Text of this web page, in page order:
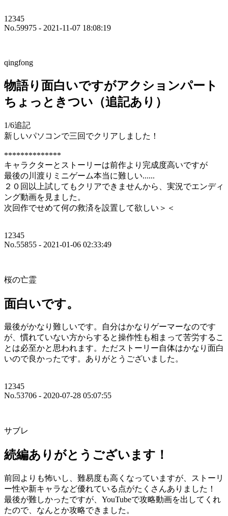
12345
No.59975 - 2021-11-07 18:08:19
qingfong
物語り面白いですがアクションパート
ちょっときつい（追記あり）
1/6追記
新しいパソコンで三回でクリアしました！
**************
キャラクターとストーリーは前作より完成度高いですが
最後の川渡りミニゲーム本当に難しい......
２０回以上試してもクリアできませんから、実況でエンディ
ング動画を見ました。
次回作でせめて何の救済を設置して欲しい＞＜
12345
No.55855 - 2021-01-06 02:33:49
桜の亡霊
面白いです。
最後がかなり難しいです。自分はかなりゲーマーなのです
が、慣れていない方からすると操作性も相まって苦労するこ
とは必至かと思われます。ただストーリー自体はかなり面白
いので良かったです。ありがとうございました。
12345
No.53706 - 2020-07-28 05:07:55
サブレ
続編ありがとうございます！
前回よりも怖いし、難易度も高くなっていますが、ストーリ
ー性や新キャラなど優れている点がたくさんありました！
最後が難しかったですが、YouTubeで攻略動画を出してくれ
たので、なんとか攻略できました。